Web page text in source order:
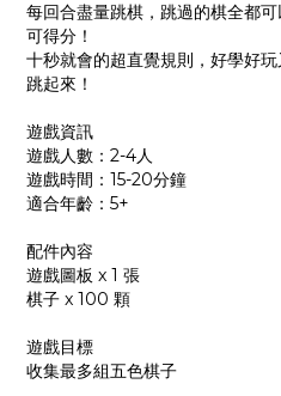
每回合盡量跳棋，跳過的棋全都
可得分！
十秒就會的超直覺規則，好學好
跳起來！
遊戲資訊
遊戲人數：2-4人
遊戲時間：15-20分鐘
適合年齡：5+
配件內容
遊戲圖板 x 1 張
棋子 x 100 顆
遊戲目標
收集最多組五色棋子